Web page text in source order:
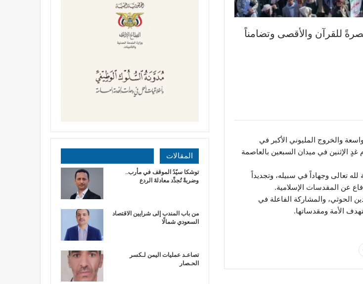
للقرآن والأقصى وتضامناً
والخروج المليوني الأكبر في
الإثنين في ميدان السبعين بالعاصمة
تعالى وجهاداً في سبيله، وتجديداً
عن المقدسات الإسلامية.
الحوثي، والمشاركة الفاعلة في
الأمة ومقدساتها.
المقالات
توشكا سيّدُ الموقف في مأرب..
وضربةٌ تُجدِّد معادلةَ الردع
من باب المندب إلى شرايين الاقتصاد
السعودي شمالًا
تصاعـد عمليات اليمن لـكسر
الحـصار